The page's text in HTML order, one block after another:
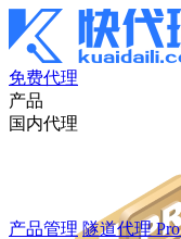
免费代理
产品
国内代理
产品管理 隧道代理Pro